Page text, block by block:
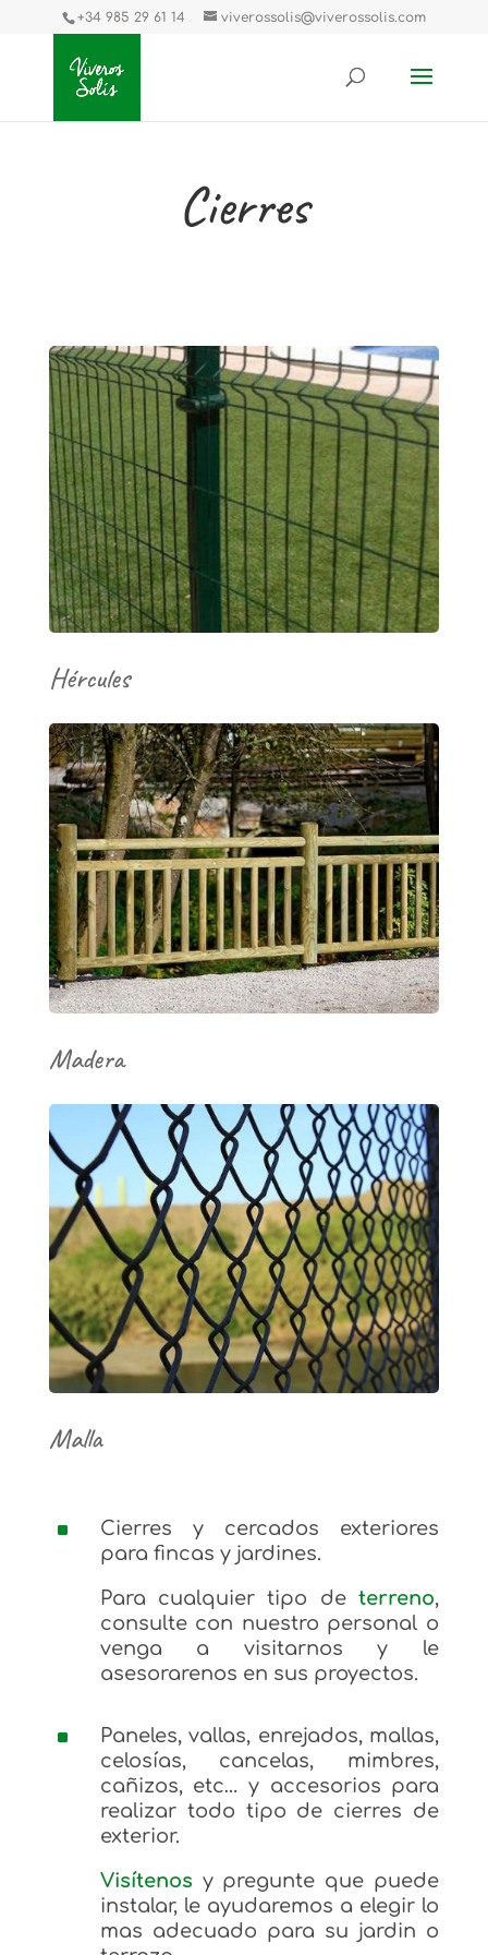
+34 985 29 61 14 viverossolis@viverossolis.com
Cierres
Hércules
Madera
Malla
^
Cierres y cercados exteriores
para fincas y jardines.
Para cualquier tipo de terreno,
consulte con nuestro personal o
venga a visitarnos y le
asesorarenos en sus proyectos.
^
Paneles, vallas, enrejados, mallas,
celosías, cancelas, mimbres,
cañizos, etc… y accesorios para
realizar todo tipo de cierres de
exterior.
Visítenos y pregunte que puede
instalar, le ayudaremos a elegir lo
mas adecuado para su jardin o